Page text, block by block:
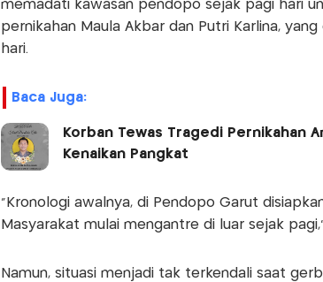
memadati kawasan pendopo sejak pagi hari
pernikahan Maula Akbar dan Putri Karlina,
hari.
Baca Juga:
Korban Tewas Tragedi Pernikahan
Kenaikan Pangkat
“Kronologi awalnya, di Pendopo Garut
Masyarakat mulai mengantre di luar sejak
Namun, situasi menjadi tak terkendali saat